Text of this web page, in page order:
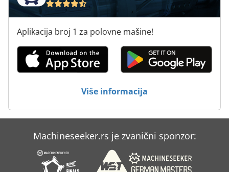
Aplikacija broj 1 za polovne mašine!
Više informacija
Machineseeker.rs je zvanični sponzor: